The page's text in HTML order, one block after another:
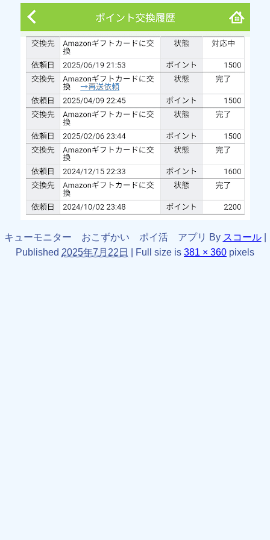
キューモニター おこずかい ポイ活 アプリ By スコール
Published 2025年7月22日 Full size is 381 × 360 pixels